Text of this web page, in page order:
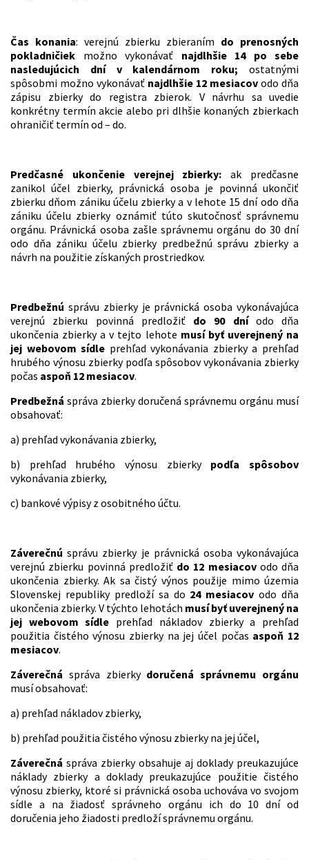
Čas konania: verejnú zbierku zbieraním do prenosných
pokladničiek možno vykonávať najdlhšie 14 po sebe
nasledujúcich dní v kalendárnom roku; ostatnými
spôsobmi možno vykonávať najdlhšie 12 mesiacov odo dňa
zápisu zbierky do registra zbierok. V návrhu sa uvedie
konkrétny termín akcie alebo pri dlhšie konaných zbierkach
ohraničiť termín od – do.
Predčasné ukončenie verejnej zbierky:ak predčasne
zanikol účel zbierky, právnická osoba je povinná ukončiť
zbierku dňom zániku účelu zbierky a v lehote 15 dní odo dňa
zániku účelu zbierky oznámiť túto skutočnosť správnemu
orgánu. Právnická osoba zašle správnemu orgánu do 30 dní
odo dňa zániku účelu zbierky predbežnú správu zbierky a
návrh na použitie získaných prostriedkov.
Predbežnú správu zbierky je právnická osoba vykonávajúca
verejnú zbierku povinná predložiť do 90 dníodo dňa
ukončenia zbierky a v tejto lehote musí byť uverejnený na
jej webovom sídle prehľad vykonávania zbierky a prehľad
hrubého výnosu zbierky podľa spôsobov vykonávania zbierky
počas aspoň 12 mesiacov.
Predbežná správa zbierky doručená správnemu orgánu musí
obsahovať:
a) prehľad vykonávania zbierky,
b) prehľad hrubého výnosu zbierky podľa spôsobov
vykonávania zbierky,
c) bankové výpisy z osobitného účtu.
Záverečnú správu zbierky je právnická osoba vykonávajúca
verejnú zbierku povinná predložiť do 12 mesiacovodo dňa
ukončenia zbierky. Ak sa čistý výnos použije mimo územia
Slovenskej republiky predloží sa do 24 mesiacov odo dňa
ukončenia zbierky. V týchto lehotách musí byť uverejnený na
jej webovom sídle prehľad nákladov zbierky a prehľad
použitia čistého výnosu zbierky na jej účel počas aspoň 12
mesiacov.
Záverečná správa zbierky doručená správnemu orgánu
musí obsahovať:
a) prehľad nákladov zbierky,
b) prehľad použitia čistého výnosu zbierky na jej účel,
Záverečná správa zbierky obsahuje aj doklady preukazujúce
náklady zbierky a doklady preukazujúce použitie čistého
výnosu zbierky, ktoré si právnická osoba uchováva vo svojom
sídle a na žiadosť správneho orgánu ich do 10 dní od
doručenia jeho žiadosti predloží správnemu orgánu.